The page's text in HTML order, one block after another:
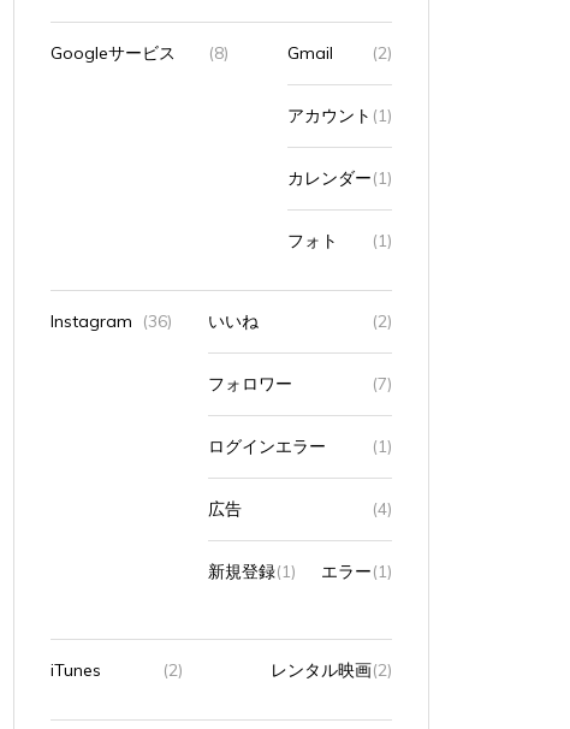
Googleサービス (8) Gmail (2)
アカウント (1)
カレンダー(1)
フォト (1)
Instagram (36) いいね (2)
フォロワー (7)
ログインエラー (1)
広告 (4)
新規登録(1) エラー(1)
iTunes (2) レンタル映画(2)